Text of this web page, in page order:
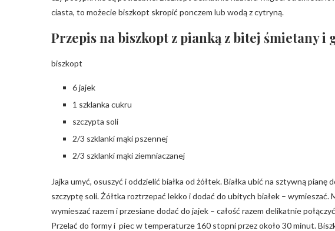
ciasta, to możecie biszkopt skropić ponczem lub wodą z cytryną.
Przepis na biszkopt z pianką z bitej śmietany i
biszkopt
6 jajek
1 szklanka cukru
szczypta soli
2/3 szklanki mąki pszennej
2/3 szklanki mąki ziemniaczanej
Jajka umyć, osuszyć i oddzielić białka od żółtek. Białka ubić na sztywną
szczyptę soli. Żółtka roztrzepać lekko i dodać do ubitych białek – wymieszać.
wymieszać razem i przesiane dodać do jajek – całość razem delikatnie
Przelać do formy i piec w temperaturze 160 stopni przez około 30 minut.